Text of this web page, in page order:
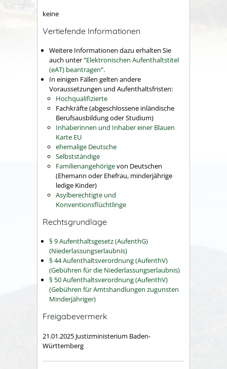
keine
Vertiefende Informationen
Weitere Informationen dazu erhalten Sie
auch unter "Elektronischen Aufenthaltstitel
(eAT) beantragen".
In einigen Fällen gelten andere
Voraussetzungen und Aufenthaltsfristen:
Hochqualifizierte
Fachkräfte (abgeschlossene inländische
Berufsausbildung oder Studium)
Inhaberinnen und Inhaber einer Blauen
Karte EU
ehemalige Deutsche
Selbstständige
Familienangehörigevon Deutschen
(Ehemann oder Ehefrau, minderjährige
ledige Kinder)
Asylberechtigte und
Konventionsflüchtlinge
Rechtsgrundlage
§ 9 Aufenthaltsgesetz (AufenthG)
(Niederlassungserlaubnis)
§ 44 Aufenthaltsverordnung (AufenthV)
(Gebühren für die Niederlassungserlaubnis)
§ 50 Aufenthaltsverordnung (AufenthV)
(Gebühren für Amtshandlungen zugunsten
Minderjähriger)
Freigabevermerk
21.01.2025 Justizministerium Baden-
Württemberg